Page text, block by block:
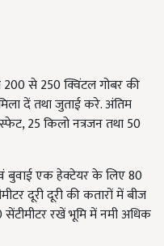
से 250 क्विंटल गोबर की
दें तथा जुताई करे. अंतिम
25 किलो नत्रजन तथा 50
बुवाई एक हेक्टेयर के लिए 80
दूरी दूरी की कतारों में बीज
रखें भूमि में नमी अधिक